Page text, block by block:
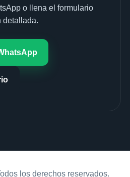
o llena el formulario
detallada.
los derechos reservados.